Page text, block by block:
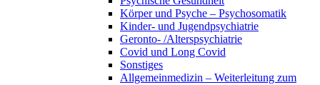
Körper und Psyche – Psychosomatik
Kinder- und Jugendpsychiatrie
Geronto- /Alterspsychiatrie
Covid und Long Covid
Sonstiges
Allgemeinmedizin – Weiterleitung zum